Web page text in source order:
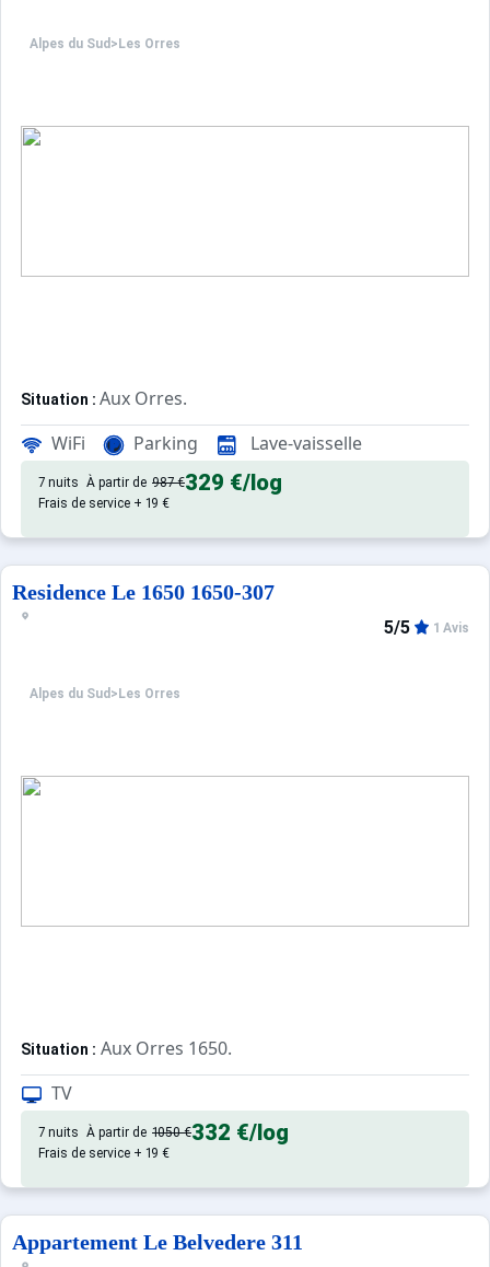
Alpes du Sud > Les Orres
Situation : Aux Orres.
Appartement de particulier :appartement de qualité pour 3
WiFi Parking Lave-vaisselle
7 nuits À partir de 987 €329 €/log
Frais de service + 19 €
Residence Le 1650 1650-307
Alpes du Sud > Les Orres
5/5 1 Avis
Situation : Aux Orres 1650.
Appartement de particulier :Confortable et tout équipé.
TV
7 nuits À partir de 1050 €332 €/log
Frais de service + 19 €
Appartement Le Belvedere 311